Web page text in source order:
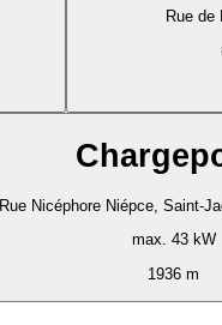
Rue de
Rue Nicéphore Niépce, Saint-
max. 43 kW
1936 m